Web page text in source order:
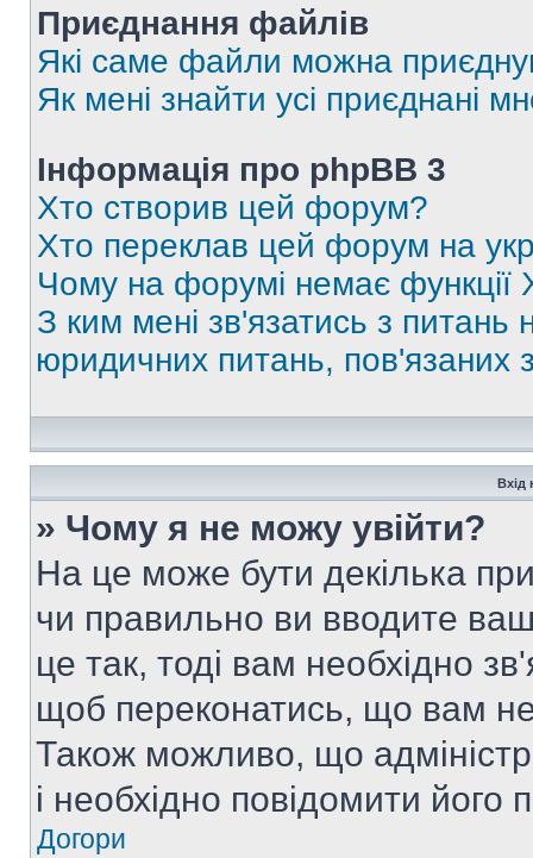
Приєднання файлів
Які саме файли можна
Як мені знайти усі приєднані
Інформація про phpBB 3
Хто створив цей форум?
Хто переклав цей форум на
Чому на форумі немає функції
З ким мені зв'язатись з питань
юридичних питань,
Вхід
» Чому я не можу увійти?
На це може бути декілька
чи правильно ви вводите
це так, тоді вам необхідно
щоб переконатись, що вам
Також можливо, що
і необхідно повідомити
Догори